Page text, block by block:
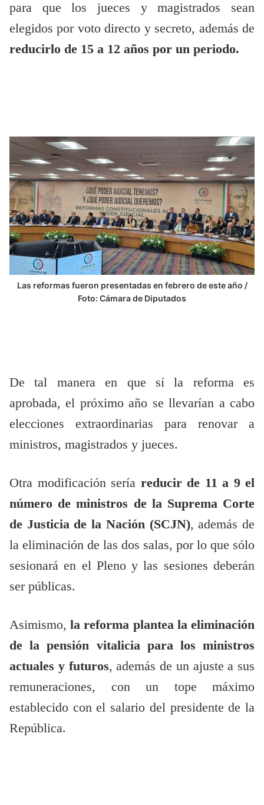
para que los jueces y magistrados sean
elegidos por voto directo y secreto, además de
reducirlo de 15 a 12 años por un periodo.
Las reformas fueron presentadas en febrero de este año /
Foto: Cámara de Diputados
De tal manera en que sí la reforma es
aprobada, el próximo año se llevarían a cabo
elecciones extraordinarias para renovar a
ministros, magistrados y jueces.
Otra modificación sería reducir de 11 a 9 el
número de ministros de la Suprema Corte
de Justicia de la Nación (SCJN), además de
la eliminación de las dos salas, por lo que sólo
sesionará en el Pleno y las sesiones deberán
ser públicas.
Asimismo, la reforma plantea la eliminación
de la pensión vitalicia para los ministros
actuales y futuros, además de un ajuste a sus
remuneraciones, con un tope máximo
establecido con el salario del presidente de la
República.